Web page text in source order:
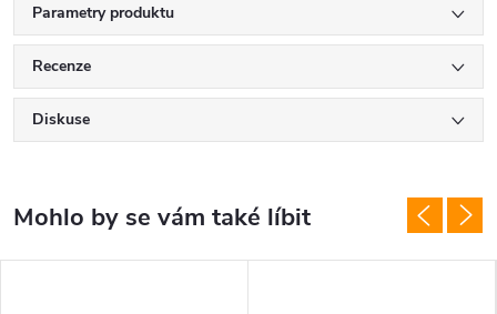
Parametry produktu
Recenze
Diskuse